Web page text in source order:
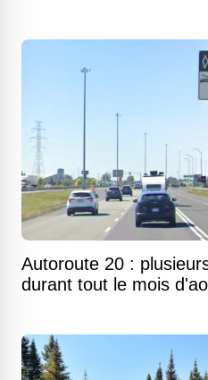
Autoroute 20 :
durant tout le mois